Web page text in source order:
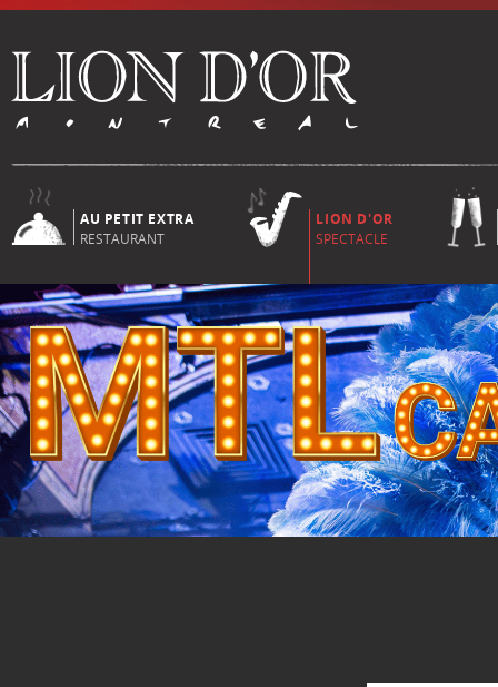
AU PETIT EXTRA
RESTAURANT
LION D'OR
SPECTACLE